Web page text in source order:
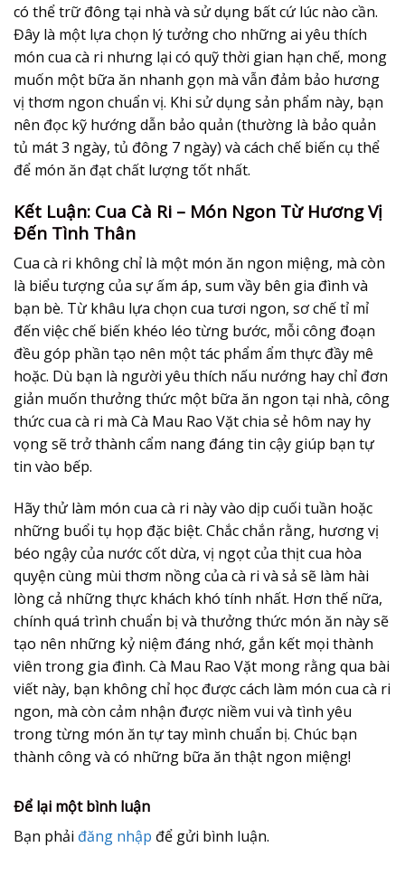
có thể trữ đông tại nhà và sử dụng bất cứ lúc nào cần.
Đây là một lựa chọn lý tưởng cho những ai yêu thích
món cua cà ri nhưng lại có quỹ thời gian hạn chế, mong
muốn một bữa ăn nhanh gọn mà vẫn đảm bảo hương
vị thơm ngon chuẩn vị. Khi sử dụng sản phẩm này, bạn
nên đọc kỹ hướng dẫn bảo quản (thường là bảo quản
tủ mát 3 ngày, tủ đông 7 ngày) và cách chế biến cụ thể
để món ăn đạt chất lượng tốt nhất.
Kết Luận: Cua Cà Ri – Món Ngon Từ Hương Vị
Đến Tình Thân
Cua cà ri không chỉ là một món ăn ngon miệng, mà còn
là biểu tượng của sự ấm áp, sum vầy bên gia đình và
bạn bè. Từ khâu lựa chọn cua tươi ngon, sơ chế tỉ mỉ
đến việc chế biến khéo léo từng bước, mỗi công đoạn
đều góp phần tạo nên một tác phẩm ẩm thực đầy mê
hoặc. Dù bạn là người yêu thích nấu nướng hay chỉ đơn
giản muốn thưởng thức một bữa ăn ngon tại nhà, công
thức cua cà ri mà Cà Mau Rao Vặt chia sẻ hôm nay hy
vọng sẽ trở thành cẩm nang đáng tin cậy giúp bạn tự
tin vào bếp.
Hãy thử làm món cua cà ri này vào dịp cuối tuần hoặc
những buổi tụ họp đặc biệt. Chắc chắn rằng, hương vị
béo ngậy của nước cốt dừa, vị ngọt của thịt cua hòa
quyện cùng mùi thơm nồng của cà ri và sả sẽ làm hài
lòng cả những thực khách khó tính nhất. Hơn thế nữa,
chính quá trình chuẩn bị và thưởng thức món ăn này sẽ
tạo nên những kỷ niệm đáng nhớ, gắn kết mọi thành
viên trong gia đình. Cà Mau Rao Vặt mong rằng qua bài
viết này, bạn không chỉ học được cách làm món cua cà ri
ngon, mà còn cảm nhận được niềm vui và tình yêu
trong từng món ăn tự tay mình chuẩn bị. Chúc bạn
thành công và có những bữa ăn thật ngon miệng!
Để lại một bình luận
Bạn phải đăng nhập để gửi bình luận.